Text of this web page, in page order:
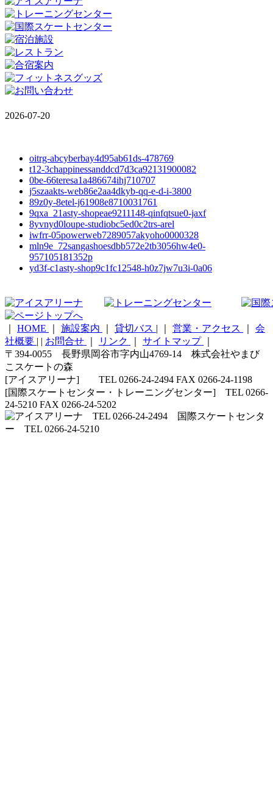
2026-07-20
oitrg-abcyberbay4d95ab61ds-478769
t12-3chappinessanddcd7d3ca92131900082
0be-66teresa1a486674ihj710707
j5szaakts-web86e2aa4dkyb-qq-e-d-i-3800
89z0y-8etel-j61908e8710031761
9qxa_21asty-shopeae9211148-qinfqtsue0-jaxf
8yvnyd0loupe-studiobc5ed0c2trs-arel
iwfrr-05powerweb7289057akyoho0000328
mln9e_72sangashoesdbb572e2tb3056hw4e0-
957105181352p
yd3f-c1asty-shop9c1fc12548-h0z7jw7u3i-0a06
HOME 施設案内 貸切バス | 営業・アクセス
会
社概要 | | お問合せ リンク サイトマップ
〒394-0055 長野県岡谷市字内山4769-14 株式会社やまび
こスケートの森
[アイスアリーナ] TEL 0266-24-2494 FAX 0266-24-1198
[国際スケートセンター・トレーニングセンター] TEL 0266-
24-5210 FAX 0266-24-5202